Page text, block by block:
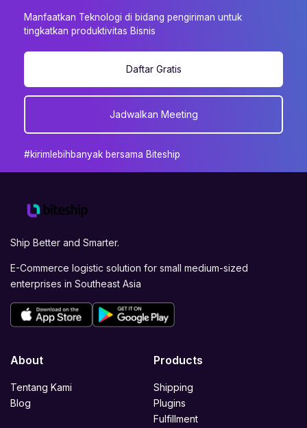
Manfaatkan Teknologi di bidang pengiriman untuk
tingkatkan produktivitas Bisnis
Daftar Gratis
Jadwalkan Meeting
#kirimlebihbanyak bersama Biteship
Ship Better and Smarter.
E-Commerce logistic solution for small medium-sized
enterprises in Southeast Asia
About
Tentang Kami
Blog
Products
Shipping
Plugins
Fulfillment